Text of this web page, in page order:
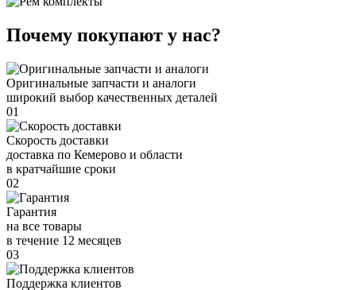
Почему покупают у нас?
Оригинальные запчасти и аналоги
широкий выбор качественных деталей
01
Скорость доставки
доставка по Кемерово и области
в кратчайшие сроки
02
Гарантия
на все товары
в течение 12 месяцев
03
Поддержка клиентов